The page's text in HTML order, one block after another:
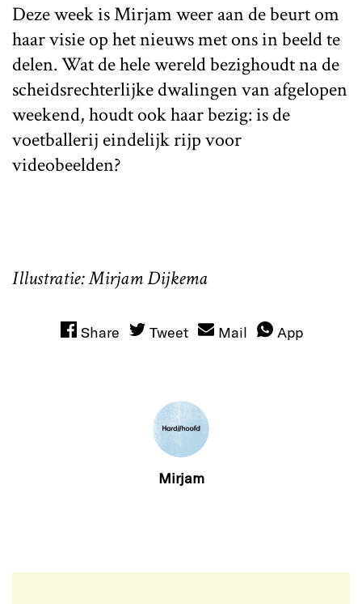
Deze week is Mirjam weer aan de beurt om
haar visie op het nieuws met ons in beeld te
delen. Wat de hele wereld bezighoudt na de
scheidsrechterlijke dwalingen van afgelopen
weekend, houdt ook haar bezig: is de
voetballerij eindelijk rijp voor
videobeelden?
Illustratie: Mirjam Dijkema
Share Tweet Mail App
Mirjam